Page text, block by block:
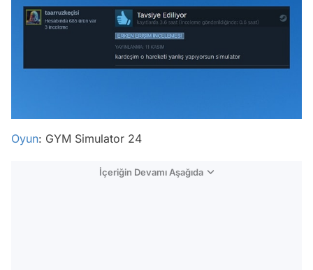
Oyun: GYM Simulator 24
İçeriğin Devamı Aşağıda